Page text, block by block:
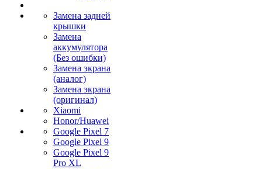
Замена задней
крышки
Замена
аккумулятора
(Без ошибки)
Замена экрана
(аналог)
Замена экрана
(оригинал)
Xiaomi
Honor/Huawei
Google Pixel 7
Google Pixel 9
Google Pixel 9
Pro XL